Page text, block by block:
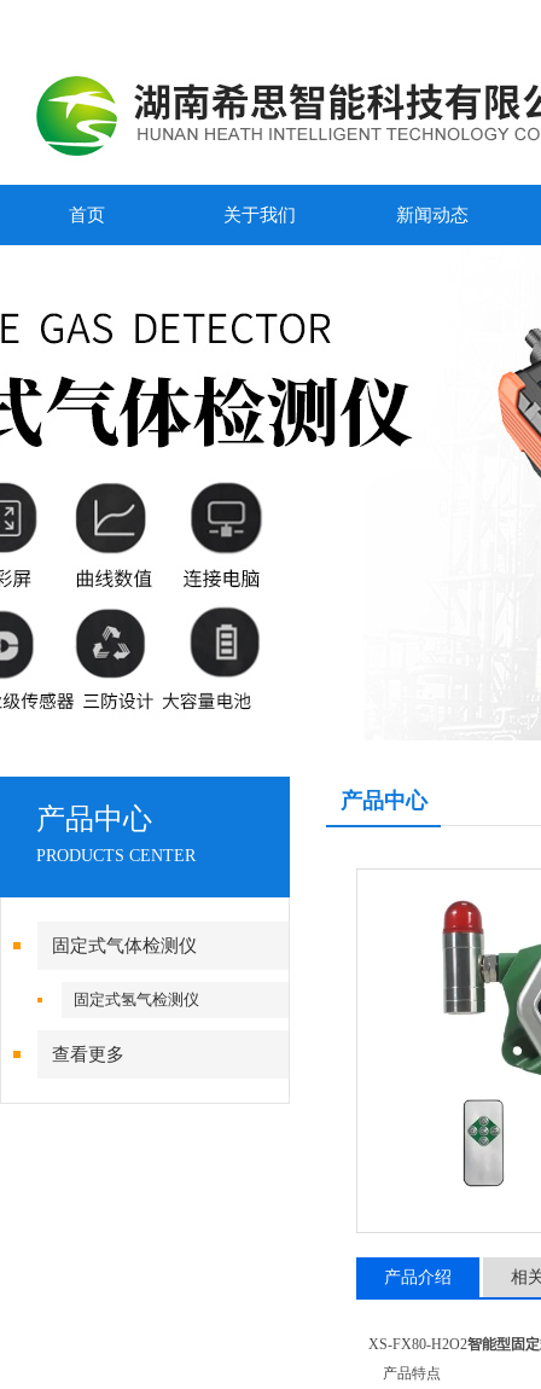
首页 关于我们 新闻动态
产品中心
PRODUCTS CENTER
固定式气体检测仪
固定式氢气检测仪
查看更多
产品中心
产品介绍 相
XS-FX80-H2O2智能型固
产品特点